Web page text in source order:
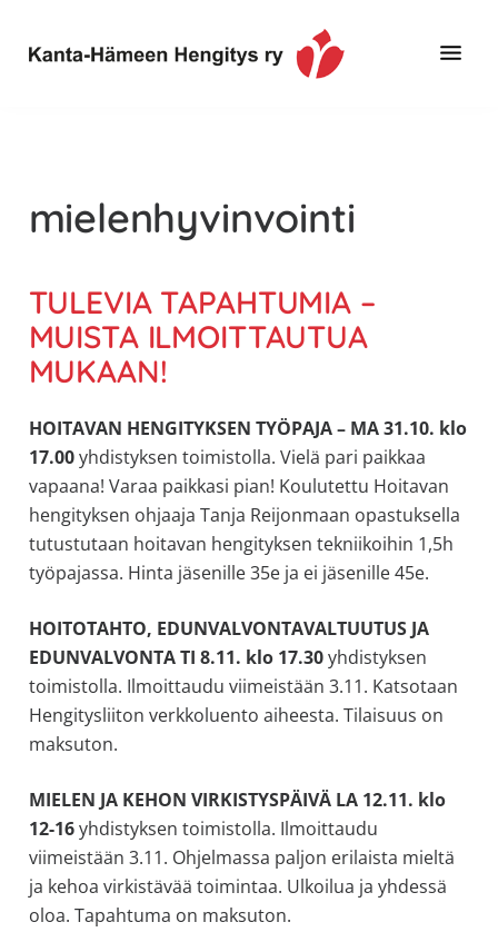
pääsisältöön
alatunnisteeseen
Hengitys
ry
erityisesti
jos
koskettaa
astma,
keuhkoahtaumatauti,uniapnea,
muut
huono
sisäilma
tai
allergiat.
K-
H
ry
mielenhyvinvointi
TULEVIA TAPAHTUMIA –
MUISTA ILMOITTAUTUA
MUKAAN!
HOITAVAN HENGITYKSEN TYÖPAJA – MA 31.10. klo
17.00yhdistyksen toimistolla. Vielä pari paikkaa
vapaana! Varaa paikkasi pian! Koulutettu Hoitavan
hengityksen ohjaaja Tanja Reijonmaan opastuksella
tutustutaan hoitavan hengityksen tekniikoihin 1,5h
työpajassa. Hinta jäsenille 35e ja ei jäsenille 45e.
HOITOTAHTO, EDUNVALVONTAVALTUUTUS JA
EDUNVALVONTA TI 8.11. klo 17.30yhdistyksen
toimistolla. Ilmoittaudu viimeistään 3.11. Katsotaan
Hengitysliiton verkkoluento aiheesta. Tilaisuus on
maksuton.
MIELEN JA KEHON VIRKISTYSPÄIVÄ LA 12.11. klo
12-16yhdistyksen toimistolla. Ilmoittaudu
viimeistään 3.11. Ohjelmassa paljon erilaista mieltä
ja kehoa virkistävää toimintaa. Ulkoilua ja yhdessä
oloa. Tapahtuma on maksuton.